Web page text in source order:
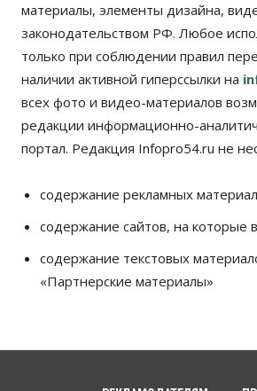
материалы, элементы дизайна,
законодательством РФ. Любое
только при соблюдении правил
наличии активной гиперссылки на
всех фото и видео-материалов
редакции информационно-
портал. Редакция Infopro54.ru не
содержание рекламных
содержание сайтов, на которые
содержание текстовых
«Партнерские материалы»